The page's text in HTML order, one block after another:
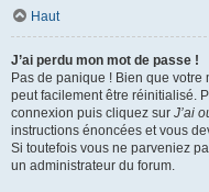
Haut
J’ai perdu mon mot de passe !
Pas de panique ! Bien que votre
peut facilement être réinitialisé.
connexion puis cliquez sur J’ai
instructions énoncées et vous
Si toutefois vous ne parveniez
un administrateur du forum.